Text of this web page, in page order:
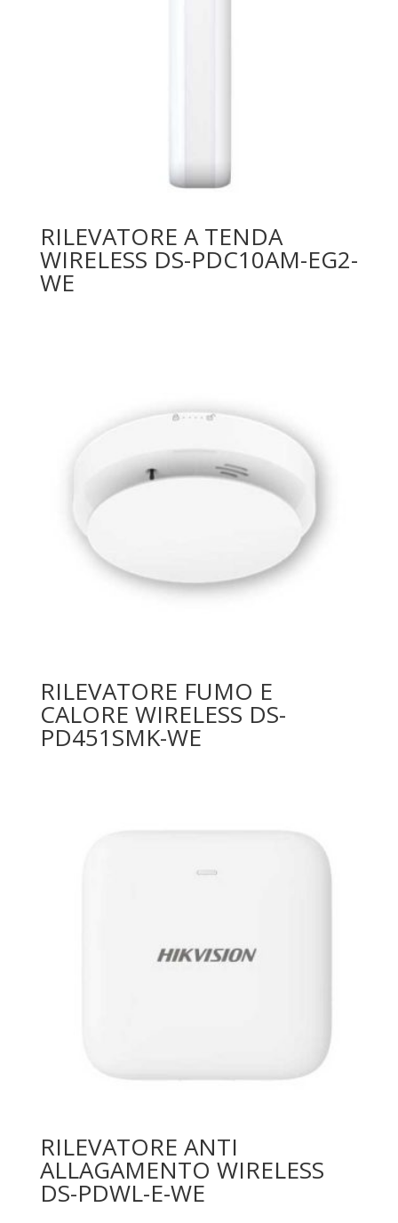
RILEVATORE A TENDA
WIRELESS DS-PDC10AM-EG2-
WE
RILEVATORE FUMO E
CALORE WIRELESS DS-
PD451SMK-WE
RILEVATORE ANTI
ALLAGAMENTO WIRELESS
DS-PDWL-E-WE